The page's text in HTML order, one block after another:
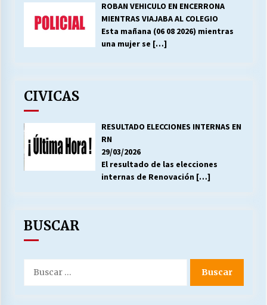
ROBAN VEHICULO EN ENCERRONA
MIENTRAS VIAJABA AL COLEGIO
Esta mañana (06 08 2026) mientras
una mujer se […]
CIVICAS
RESULTADO ELECCIONES INTERNAS EN
RN
29/03/2026
El resultado de las elecciones
internas de Renovación […]
BUSCAR
por: